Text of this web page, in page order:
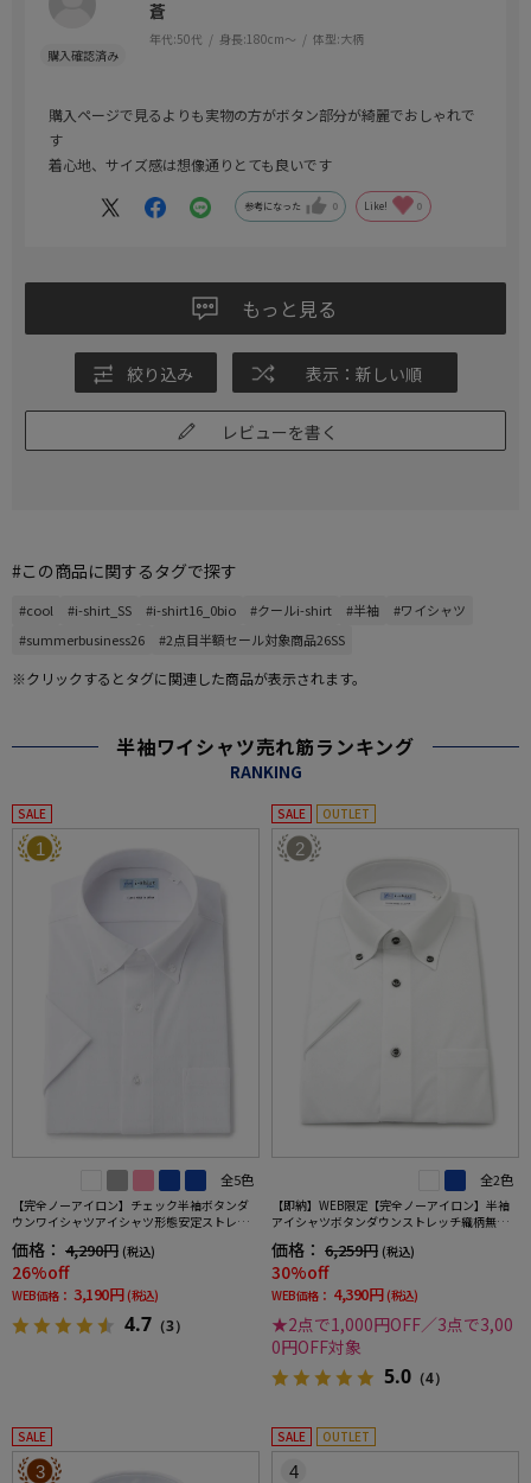
蒼
年代:50代 身長:180cm～ 体型:大柄
購入ページで見るよりも実物の方がボタン部分が綺麗でおしゃれで
す
着心地、サイズ感は想像通りとても良いです
参考になった 0 Like! 0
もっと見る
絞り込み 表示：新しい順
レビューを書く
#この商品に関するタグで探す
#cool #i-shirt_SS #i-shirt16_0bio #クールi-shirt #半袖
#ワイシャツ
#summerbusiness26
#2点目半額セール対象商品26SS
※クリックするとタグに関連した商品が表示されます。
半袖ワイシャツ売れ筋ランキング
RANKING
SALE
1
全5色
【完全ノーアイロン】チェック半袖ボタンダ
ウンワイシャツアイシャツ形態安定ストレッ
価格： 4,290円 (税込)
26%off
WEB価格： 3,190円 (税込)
4.7 （3）
SALE OUTLET
2
全2色
【即納】WEB限定【完全ノーアイロン】半袖
アイシャツボタンダウンストレッチ織柄無地i-
価格： 6,259円 (税込)
30%off
WEB価格： 4,390円 (税込)
★2点で1,000円OFF／3点で3,00
0円OFF対象
5.0 （4）
SALE
3
SALE OUTLET
4